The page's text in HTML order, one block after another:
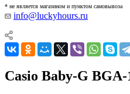
* не является магазином и пунктом самовывоза
info@luckyhours.ru
Casio Baby-G BGA-